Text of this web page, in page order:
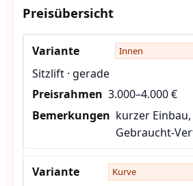
Preisübersicht
Innen
Sitzlift · gerade
3.000–4.000 €
kurzer
Gebraucht-
Kurve